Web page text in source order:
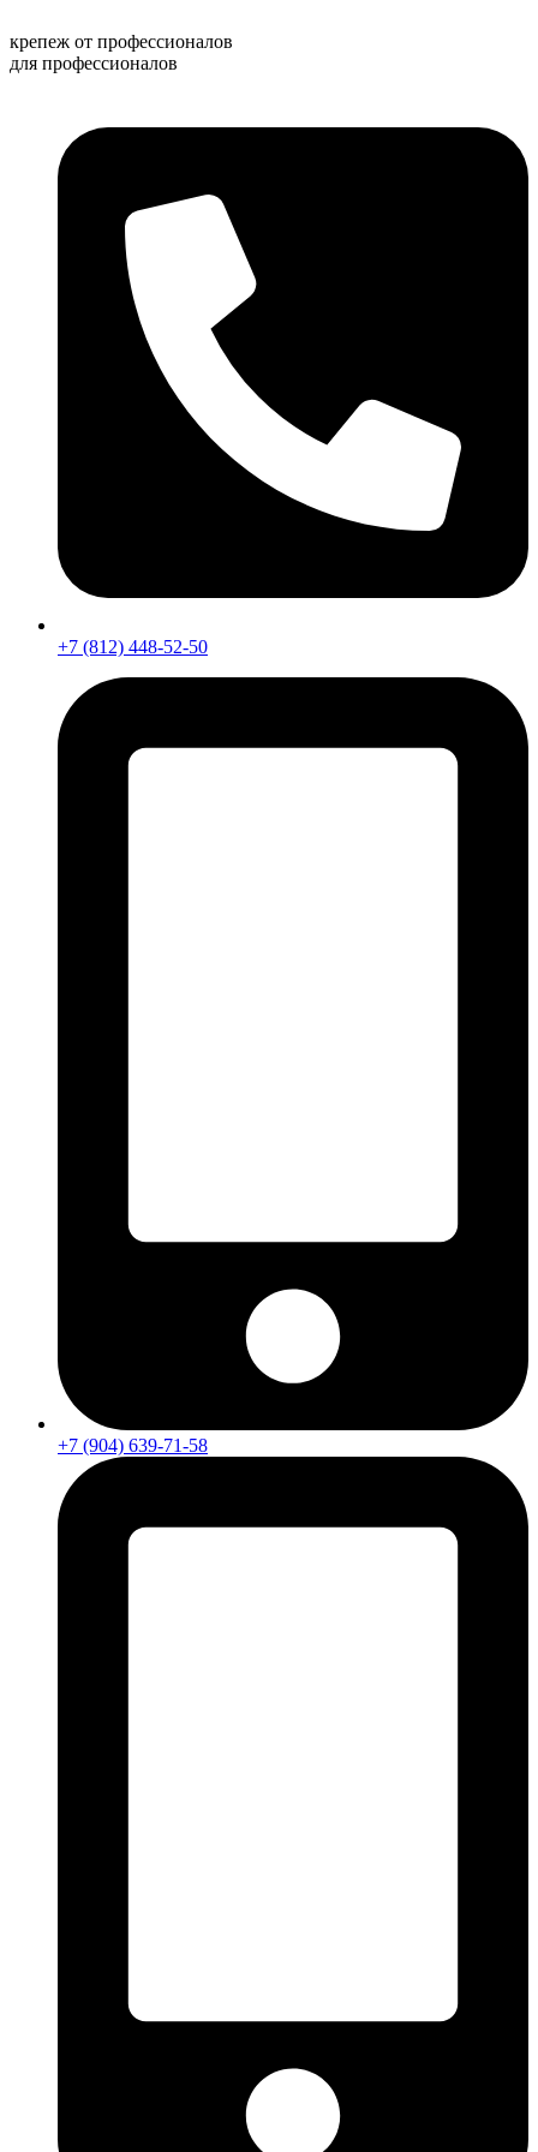
к
содержимому
крепеж от профессионалов
для профессионалов
+7 (812) 448-52-50
+7 (904) 639-71-58